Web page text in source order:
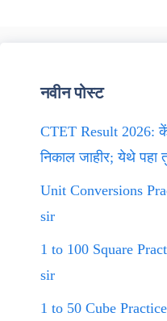
नवीन पोस्ट
CTET Result 2026:
निकाल जाहीर; येथे पहा
Unit Conversions
sir
1 to 100 Square
sir
1 to 50 Cube